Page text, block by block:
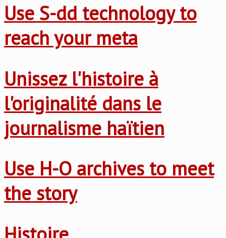
Use S-dd technology to
reach your meta
Unissez l'histoire à
l'originalité dans le
journalisme haïtien
Use H-O archives to meet
the story